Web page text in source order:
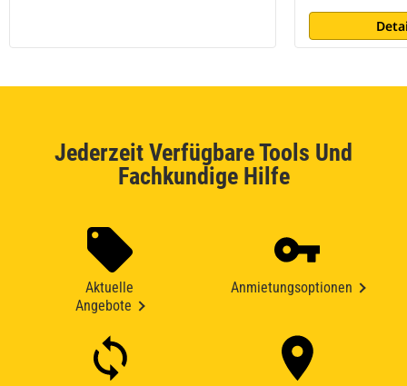
Jederzeit Verfügbare Tools Und
Fachkundige Hilfe
Aktuelle
Angebote
Anmietungsoptionen